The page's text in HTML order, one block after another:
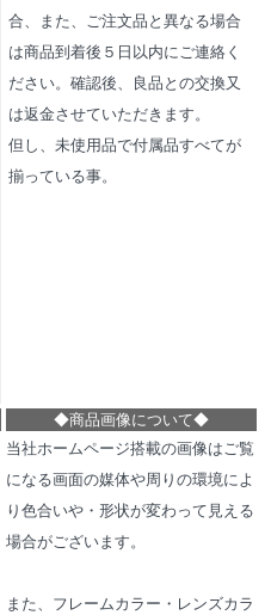
合、また、ご注文品と異なる場合
は商品到着後５日以内にご連絡く
ださい。確認後、良品との交換又
は返金させていただきます。
但し、未使用品で付属品すべてが
揃っている事。
◆商品画像について◆
当社ホームページ搭載の画像はご覧
になる画面の媒体や周りの環境によ
り色合いや・形状が変わって見える
場合がございます。
また、フレームカラー・レンズカラ